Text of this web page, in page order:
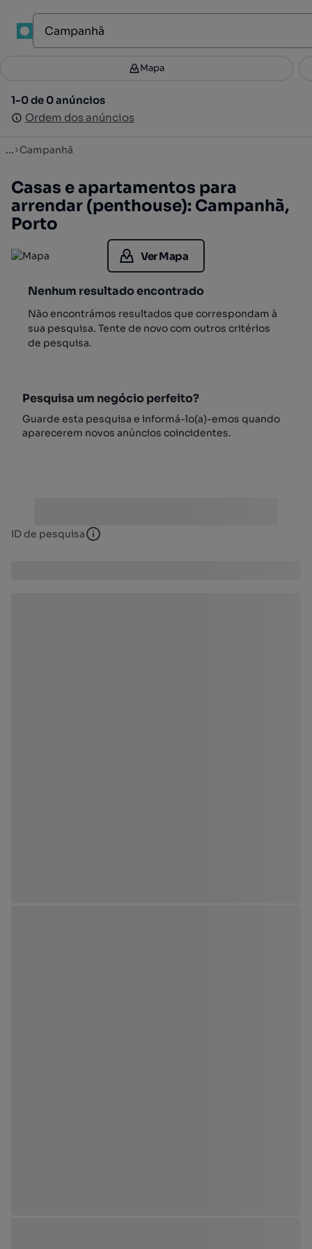
Filtros 3
1-0 de 0 anúncios
Ordem dos anúncios
Mapa
1-0 de 0 anúncios
Ordem dos anúncios
... Campanhã
Casas e apartamentos para
arrendar (penthouse): Campanhã,
Porto
Ver Mapa
Nenhum resultado encontrado
Não encontrámos resultados que correspondam à
sua pesquisa. Tente de novo com outros critérios
de pesquisa.
Pesquisa um negócio perfeito?
Guarde esta pesquisa e informá-lo(a)-emos quando
aparecerem novos anúncios coincidentes.
ID de pesquisa ID de pesquisa